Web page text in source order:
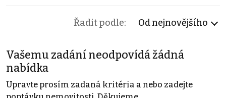
Řadit podle: Od nejnovějšího
Vašemu zadání neodpovídá žádná
nabídka
Upravte prosím zadaná kritéria a nebo zadejte